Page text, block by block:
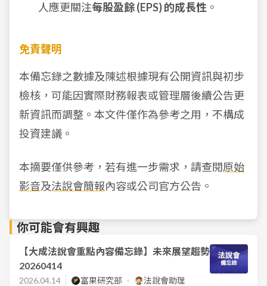
人應更關注每股盈餘 (EPS) 的成長性 。
免責聲明
本備忘錄之數據及陳述根據現有公開資訊與初步
檢核，可能因實際財務報表或管理層後續公告更
新資訊而調整。本文件僅作為參考之用，不構成
投資建議。
本摘要僅供參考，若有進一步需求，請查閱原始
影音及法說會簡報內容或公司官方公告。
你可能會有興趣
【大成法說會重點內容備忘錄】未來展望趨勢
20260414
2026.04.14 富果研究部 法說會助理